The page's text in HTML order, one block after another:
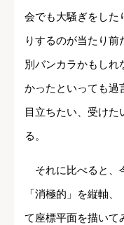
会でも大騒ぎをした
りするのが当たり
別バンカラかもしれ
かったといっても過
目立ちたい、受けた
る。
それに比べると、
「消極的」を縦軸
て座標平面を描いて